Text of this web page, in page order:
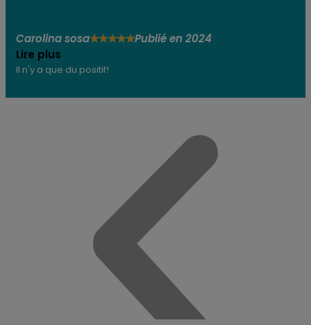
Carolina sosa★★★★★Publié en 2024
Lire plus
Il n'y a que du positif!